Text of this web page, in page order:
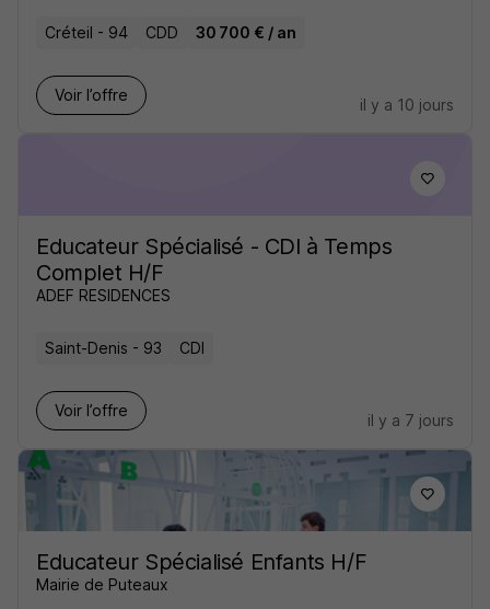
Créteil - 94 CDD 30 700 € / an
Voir l’offre
il y a 10 jours
Educateur Spécialisé - CDI à Temps
Complet H/F
ADEF RESIDENCES
Saint-Denis - 93 CDI
Voir l’offre
il y a 7 jours
Educateur Spécialisé Enfants H/F
Mairie de Puteaux